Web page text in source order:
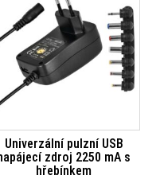
Univerzální pulzní USB
zdroj 2250 mA s
hřebínkem